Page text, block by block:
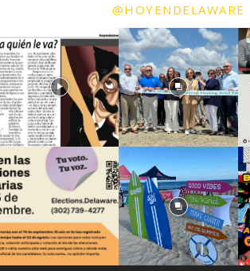
@HOYENDELAWARE